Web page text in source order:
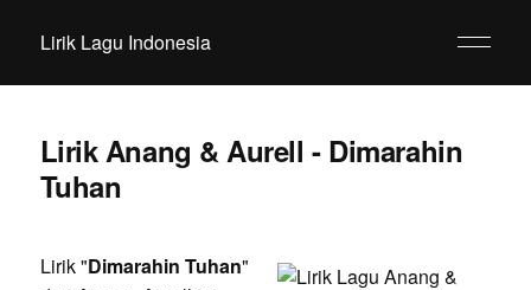
Lirik Lagu Indonesia
Lirik Anang & Aurell - Dimarahin
Tuhan
Lirik "Dimarahin Tuhan"